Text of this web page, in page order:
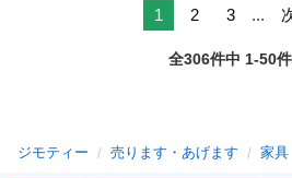
1 2 3 ...
全306件中 1-50
ジモティー 売ります・あげます 家具